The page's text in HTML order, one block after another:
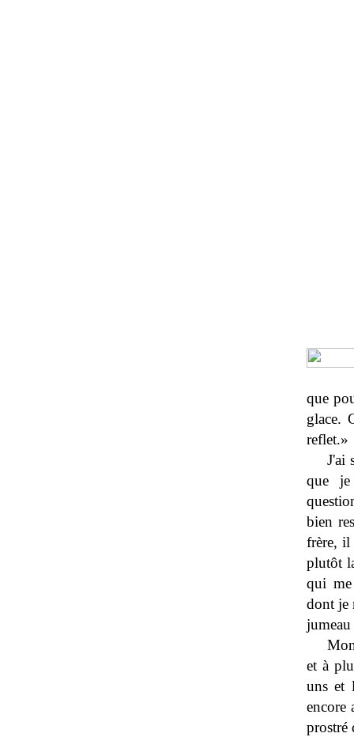
que
glace.
reflet.»
J'ai
que je
bien
frère, il
plutôt
qui me
dont je
et à
uns et
encore
prostré